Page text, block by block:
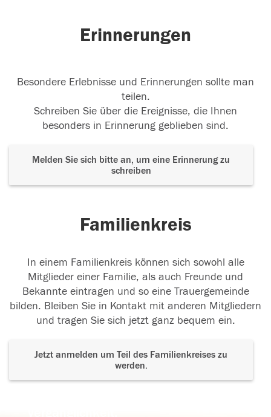
Erinnerungen
Besondere Erlebnisse und Erinnerungen sollte man
teilen.
Schreiben Sie über die Ereignisse, die Ihnen
besonders in Erinnerung geblieben sind.
Melden Sie sich bitte an, um eine Erinnerung zu
schreiben
Familienkreis
In einem Familienkreis können sich sowohl alle
Mitglieder einer Familie, als auch Freunde und
Bekannte eintragen und so eine Trauergemeinde
bilden. Bleiben Sie in Kontakt mit anderen Mitgliedern
und tragen Sie sich jetzt ganz bequem ein.
Jetzt anmelden um Teil des Familienkreises zu
werden.